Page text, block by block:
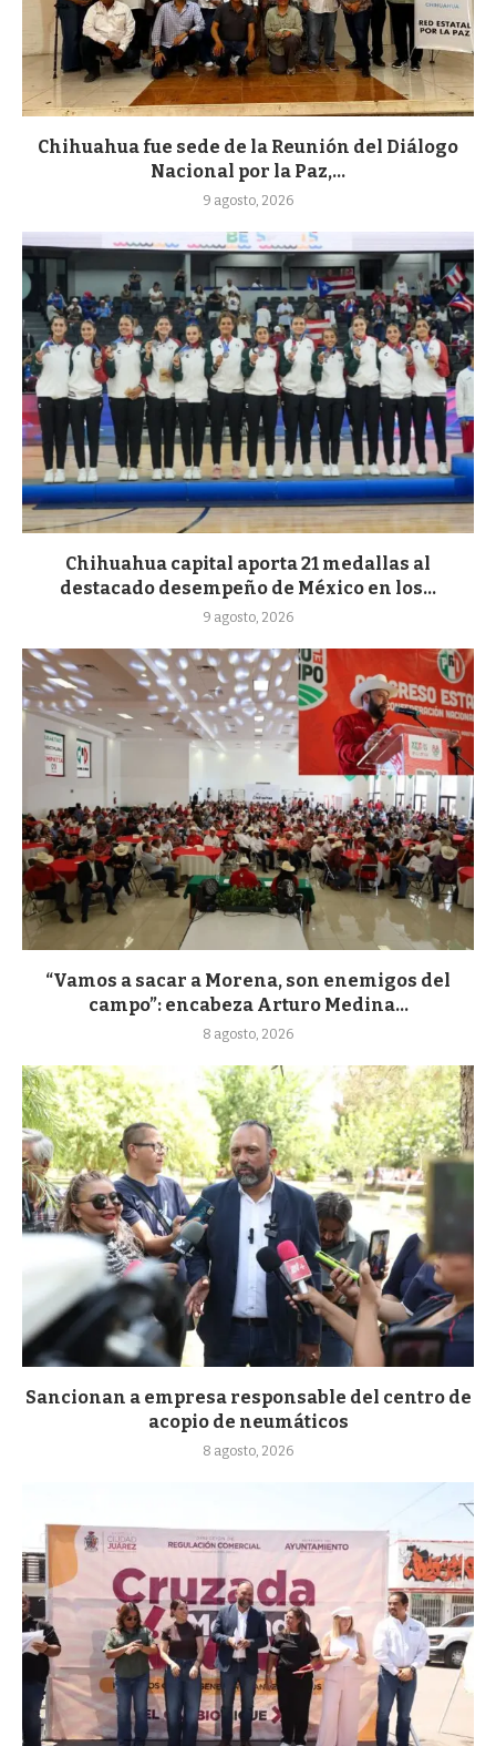
Chihuahua fue sede de la Reunión del Diálogo
Nacional por la Paz,...
9 agosto, 2026
Chihuahua capital aporta 21 medallas al
destacado desempeño de México en los...
9 agosto, 2026
“Vamos a sacar a Morena, son enemigos del
campo”: encabeza Arturo Medina...
8 agosto, 2026
Sancionan a empresa responsable del centro de
acopio de neumáticos
8 agosto, 2026